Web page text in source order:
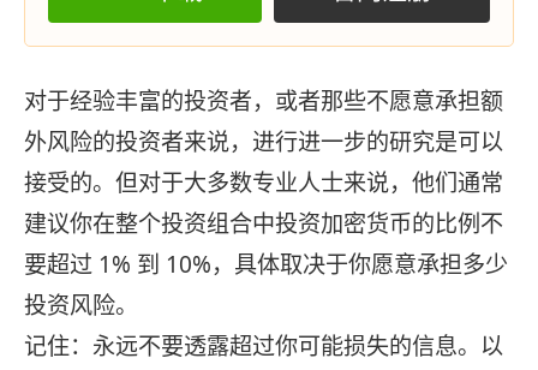
对于经验丰富的投资者，或者那些不愿意承担额
外风险的投资者来说，进行进一步的研究是可以
接受的。但对于大多数专业人士来说，他们通常
建议你在整个投资组合中投资加密货币的比例不
要超过 1% 到 10%，具体取决于你愿意承担多少
投资风险。
记住：永远不要透露超过你可能损失的信息。以